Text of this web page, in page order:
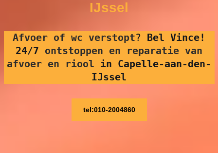
IJssel
Afvoer of wc verstopt? Bel Vince!
24/7 ontstoppen en reparatie van
afvoer en riool in Capelle-aan-den-
IJssel
tel:010-2004860